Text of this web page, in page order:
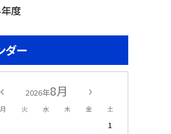
度
ダー
2026年8月
月 火 水 木 金 土
1